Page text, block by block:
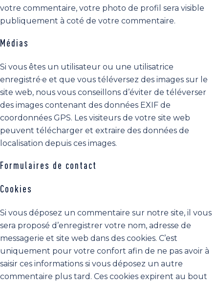
votre commentaire, votre photo de profil sera visible
publiquement à coté de votre commentaire.
Médias
Si vous êtes un utilisateur ou une utilisatrice
enregistré·e et que vous téléversez des images sur le
site web, nous vous conseillons d’éviter de téléverser
des images contenant des données EXIF de
coordonnées GPS. Les visiteurs de votre site web
peuvent télécharger et extraire des données de
localisation depuis ces images.
Formulaires de contact
Cookies
Si vous déposez un commentaire sur notre site, il vous
sera proposé d’enregistrer votre nom, adresse de
messagerie et site web dans des cookies. C’est
uniquement pour votre confort afin de ne pas avoir à
saisir ces informations si vous déposez un autre
commentaire plus tard. Ces cookies expirent au bout